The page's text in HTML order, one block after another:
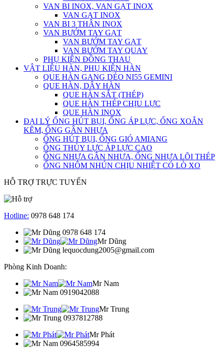
VAN BI INOX, VAN GẠT INOX
VAN GẠT INOX
VAN BI 3 THÂN INOX
VAN BƯỚM TAY GẠT
VAN BƯỚM TAY GẠT
VAN BƯỚM TAY QUAY
PHỤ KIỆN ĐỒNG THAU
VẬT LIỆU HÀN, PHỤ KIỆN HÀN
QUE HÀN GANG DẺO NI55 GEMINI
QUE HÀN, DÂY HÀN
QUE HÀN SẮT (THÉP)
QUE HÀN THÉP CHỊU LỰC
QUE HÀN INOX
ĐẠI LÝ ỐNG HÚT BỤI, ỐNG ÁP LỰC, ỐNG XOẮN
KẼM, ỐNG GÂN NHỰA
ỐNG HÚT BỤI, ỐNG GIÓ AMIANG
ỐNG THỦY LỰC ÁP LỰC CAO
ỐNG NHỰA GÂN NHỰA, ỐNG NHỰA LÕI THÉP
ỐNG NHÔM NHÚN CHỊU NHIỆT CÓ LÒ XO
HỖ TRỢ TRỰC TUYẾN
Hotline: 0978 648 174
0978 648 174
Mr Dũng
lequocdung2005@gmail.com
Phòng Kinh Doanh:
Mr Nam
0919042088
Mr Trung
0937812788
Mr Phát
0964585994